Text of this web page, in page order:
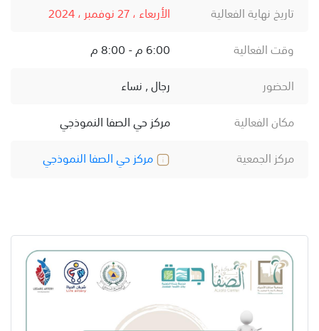
تاريخ نهاية الفعالية
الأربعاء ، 27 نوفمبر ، 2024
وقت الفعالية
6:00 م - 8:00 م
الحضور
رجال , نساء
مكان الفعالية
مركز حي الصفا النموذجي
مركز الجمعية
مركز حي الصفا النموذجي